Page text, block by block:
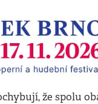
že spolu